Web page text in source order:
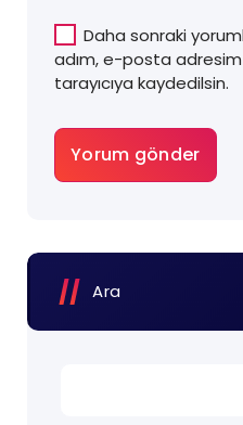
Daha sonraki
adım, e-posta
tarayıcıya kaydedilsin.
Ara